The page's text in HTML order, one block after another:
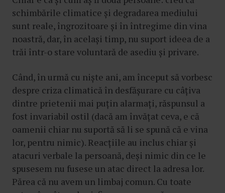
schimbările climatice și degradarea mediului
sunt reale, îngrozitoare și în întregime din vina
noastră, dar, în același timp, nu suport ideea de a
trăi într-o stare voluntară de asediu și privare.
Când, în urmă cu niște ani, am început să vorbesc
despre criza climatică în desfășurare cu câțiva
dintre prietenii mai puțin alarmați, răspunsul a
fost invariabil ostil (dacă am învățat ceva, e că
oamenii chiar nu suportă să li se spună că e vina
lor, pentru nimic). Reacțiile au inclus chiar și
atacuri verbale la persoană, deși nimic din ce le
spusesem nu fusese un atac direct la adresa lor.
Părea că nu avem un limbaj comun. Cu toate